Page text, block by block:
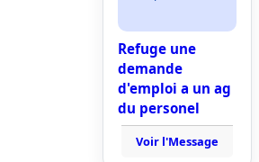
Refuge une
demande
d'emploi a un ag
du personel
Voir l'Message